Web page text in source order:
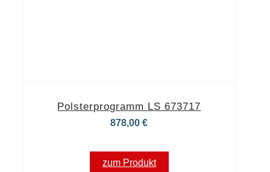
Polsterprogramm LS 673717
878,00€
zum Produkt